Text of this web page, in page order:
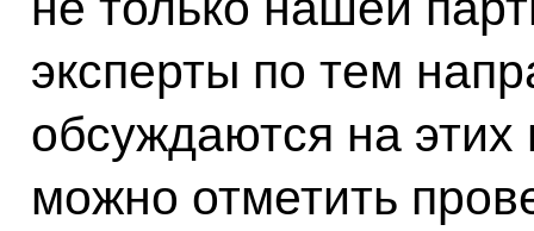
эксперты по тем
обсуждаются на
можно отметить